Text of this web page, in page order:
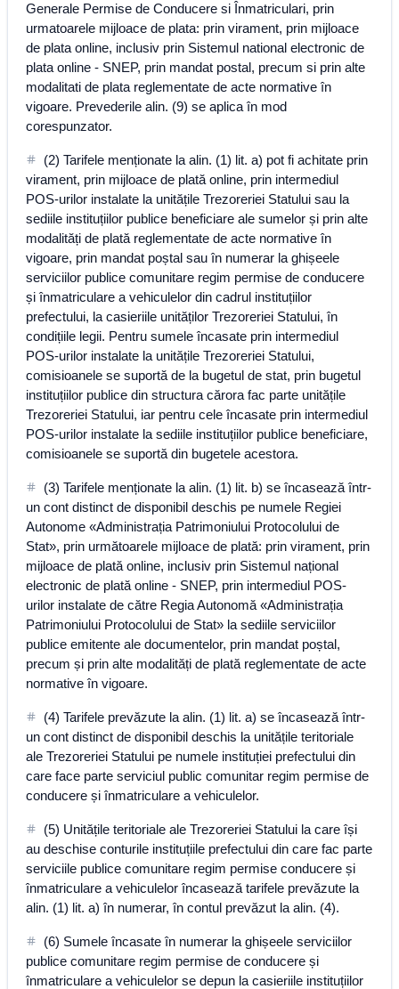
Generale Permise de Conducere si Înmatriculari, prin
urmatoarele mijloace de plata: prin virament, prin mijloace
de plata online, inclusiv prin Sistemul national electronic de
plata online - SNEP, prin mandat postal, precum si prin alte
modalitati de plata reglementate de acte normative în
vigoare. Prevederile alin. (9) se aplica în mod
corespunzator.
(2) Tarifele menționate la alin. (1) lit. a) pot fi achitate prin
virament, prin mijloace de plată online, prin intermediul
POS-urilor instalate la unitățile Trezoreriei Statului sau la
sediile instituțiilor publice beneficiare ale sumelor și prin alte
modalități de plată reglementate de acte normative în
vigoare, prin mandat poștal sau în numerar la ghișeele
serviciilor publice comunitare regim permise de conducere
și înmatriculare a vehiculelor din cadrul instituțiilor
prefectului, la casieriile unităților Trezoreriei Statului, în
condițiile legii. Pentru sumele încasate prin intermediul
POS-urilor instalate la unitățile Trezoreriei Statului,
comisioanele se suportă de la bugetul de stat, prin bugetul
instituțiilor publice din structura cărora fac parte unitățile
Trezoreriei Statului, iar pentru cele încasate prin intermediul
POS-urilor instalate la sediile instituțiilor publice beneficiare,
comisioanele se suportă din bugetele acestora.
(3) Tarifele menționate la alin. (1) lit. b) se încasează într-
un cont distinct de disponibil deschis pe numele Regiei
Autonome «Administrația Patrimoniului Protocolului de
Stat», prin următoarele mijloace de plată: prin virament, prin
mijloace de plată online, inclusiv prin Sistemul național
electronic de plată online - SNEP, prin intermediul POS-
urilor instalate de către Regia Autonomă «Administrația
Patrimoniului Protocolului de Stat» la sediile serviciilor
publice emitente ale documentelor, prin mandat poștal,
precum și prin alte modalități de plată reglementate de acte
normative în vigoare.
(4) Tarifele prevăzute la alin. (1) lit. a) se încasează într-
un cont distinct de disponibil deschis la unitățile teritoriale
ale Trezoreriei Statului pe numele instituției prefectului din
care face parte serviciul public comunitar regim permise de
conducere și înmatriculare a vehiculelor.
(5) Unitățile teritoriale ale Trezoreriei Statului la care își
au deschise conturile instituțiile prefectului din care fac parte
serviciile publice comunitare regim permise conducere și
înmatriculare a vehiculelor încasează tarifele prevăzute la
alin. (1) lit. a) în numerar, în contul prevăzut la alin. (4).
(6) Sumele încasate în numerar la ghișeele serviciilor
publice comunitare regim permise de conducere și
înmatriculare a vehiculelor se depun la casieriile instituțiilor